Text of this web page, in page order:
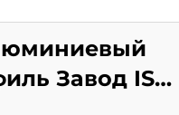
Завод ISO